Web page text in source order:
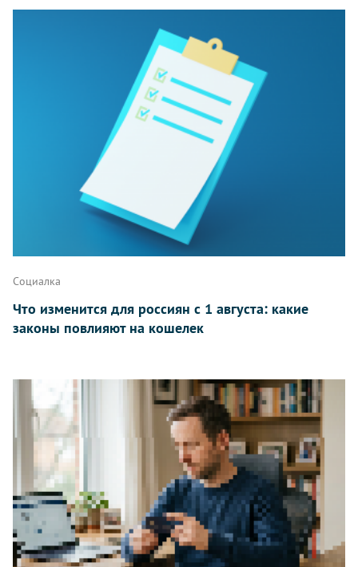
Написать
Социалка
Что изменится для россиян с 1 августа: какие
законы повлияют на кошелек